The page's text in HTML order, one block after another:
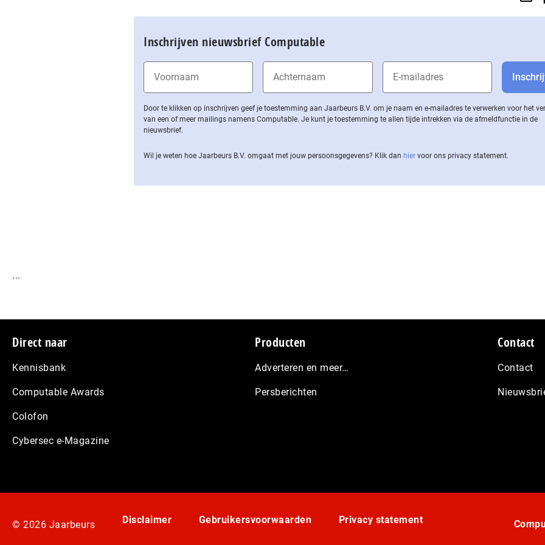
Inschrijven nieuwsbrief Computable
Door te klikken op inschrijven geef je toestemming aan Jaarbeurs B.V. om je naam en e-mailadres te verwerken voor het
van een of meer mailings namens Computable. Je kunt je toestemming te allen tijde intrekken via de af­meld­func­tie in de
nieuwsbrief.
Wil je weten hoe Jaarbeurs B.V. omgaat met jouw per­soons­ge­ge­vens? Klik dan hier voor ons privacy statement.
...
Footer
Direct naar
Kennisbank
Computable Awards
Colofon
Cybersec e-Magazine
Producten
Adverteren en meer…
Persberichten
Contact
Contact
© 2026 Jaarbeurs Disclaimer Gebruikersvoorwaarden Privacy statement